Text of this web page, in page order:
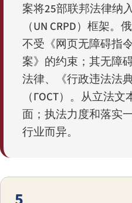
案将25部联邦法律纳
（UN CRPD）框架。
不受《网页无障碍指
案》的约束；其无障
法律、《行政违法法
（ГОСТ）。从立法
面；执法力度和落实
行业而异。